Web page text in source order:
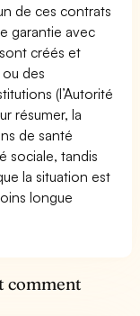
de ces contrats
garantie avec
créés et
des
(l’Autorité
résumer, la
de santé
sociale, tandis
la situation est
longue
comment